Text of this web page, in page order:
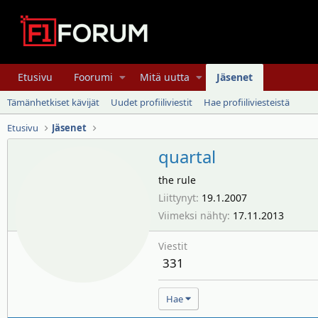
Etusivu Foorumi Mitä uutta Jäsenet
Tämänhetkiset kävijät Uudet profiiliviestit
Hae profiiliviesteistä
Etusivu
Jäsenet
quartal
the rule
Liittynyt 19.1.2007
Viimeksi nähty 17.11.2013
Viestit
331
Hae